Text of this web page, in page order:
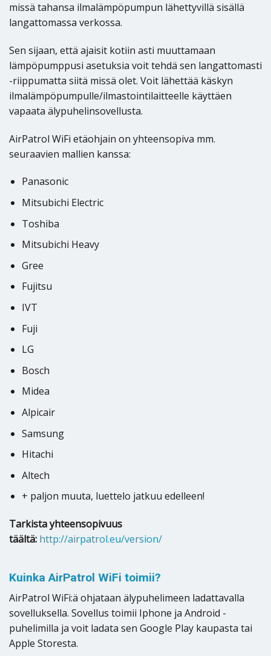
missä tahansa ilmalämpöpumpun lähettyvillä sisällä
langattomassa verkossa.
Sen sijaan, että ajaisit kotiin asti muuttamaan
lämpöpumppusi asetuksia voit tehdä sen langattomasti
-riippumatta siitä missä olet. Voit lähettää käskyn
ilmalämpöpumpulle/ilmastointilaitteelle käyttäen
vapaata älypuhelinsovellusta.
AirPatrol WiFi etäohjain on yhteensopiva mm.
seuraavien mallien kanssa:
Panasonic
Mitsubichi Electric
Toshiba
Mitsubichi Heavy
Gree
Fujitsu
IVT
Fuji
LG
Bosch
Midea
Alpicair
Samsung
Hitachi
Altech
+ paljon muuta, luettelo jatkuu edelleen!
Tarkista yhteensopivuus
täältä: http://airpatrol.eu/version/
Kuinka AirPatrol WiFi toimii?
AirPatrol WiFi:ä ohjataan älypuhelimeen ladattavalla
sovelluksella. Sovellus toimii Iphone ja Android -
puhelimilla ja voit ladata sen Google Play kaupasta tai
Apple Storesta.